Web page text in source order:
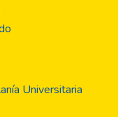
datos que con los
De igual
quirúrgicas u
intoxicación
Universitaria